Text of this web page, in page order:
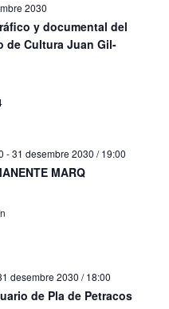
2030
y documental del
Cultura Juan Gil-
-31 desembre 2030 / 19:00
MARQ
desembre 2030 / 18:00
de Pla de Petracos